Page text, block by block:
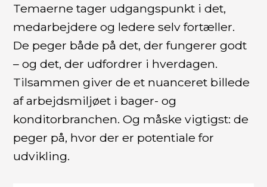
Temaerne tager udgangspunkt i det,
medarbejdere og ledere selv fortæller.
De peger både på det, der fungerer godt
– og det, der udfordrer i hverdagen.
Tilsammen giver de et nuanceret billede
af arbejdsmiljøet i bager- og
konditorbranchen. Og måske vigtigst: de
peger på, hvor der er potentiale for
udvikling.